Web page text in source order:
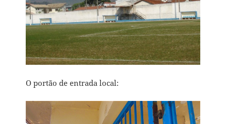
O portão de entrada local: